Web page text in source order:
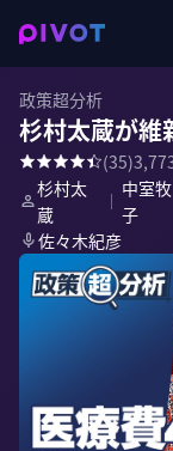
政策超分析
杉村太蔵が維
(35)
杉村太
蔵
｜
中室牧
子
佐々木紀彦